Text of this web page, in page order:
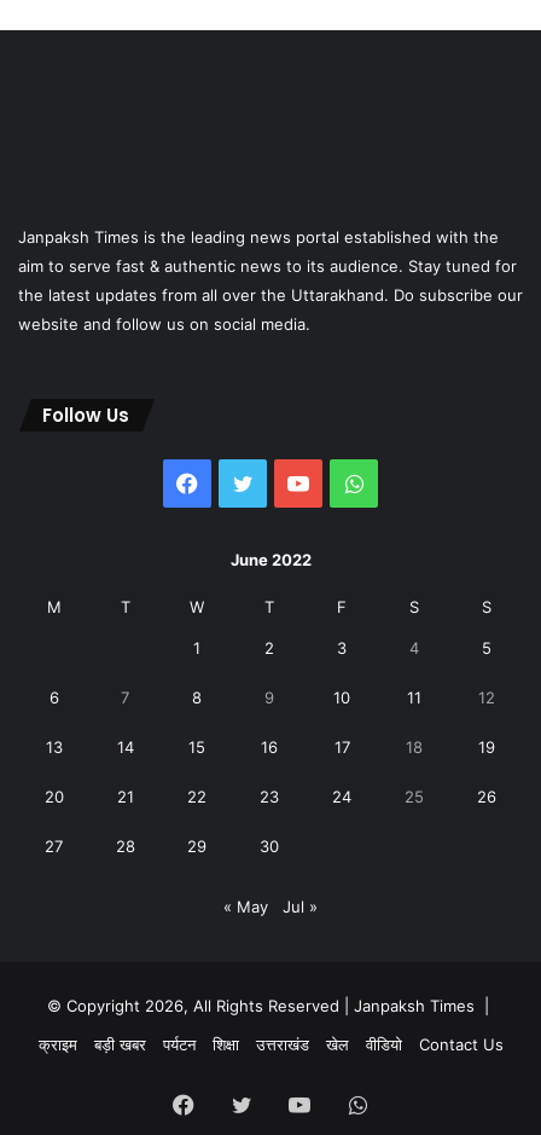
Janpaksh Times is the leading news portal established with the
aim to serve fast & authentic news to its audience. Stay tuned for
the latest updates from all over the Uttarakhand. Do subscribe our
website and follow us on social media.
Follow Us
Facebook
Twitter YouTubeWhatsApp
June 2022
M T W T F S S
1 2 3 4 5
6 7 8 9 10 11 12
13 14 15 16 17 18 19
20 21 22 23 24 25 26
27 28 29 30
« May Jul »
© Copyright 2026, All Rights Reserved | Janpaksh Times |
क्राइम
बड़ी खबर पर्यटन शिक्षा उत्तराखंड खेल वीडियो Contact Us
Facebook
Twitter YouTubeWhatsApp